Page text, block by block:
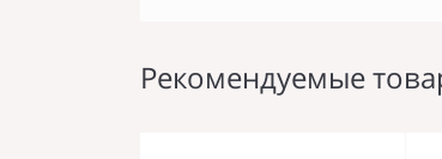
Рекомендуемые